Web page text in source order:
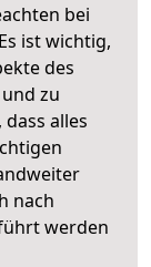
bei
ist wichtig,
des
und zu
alles
nach
werden